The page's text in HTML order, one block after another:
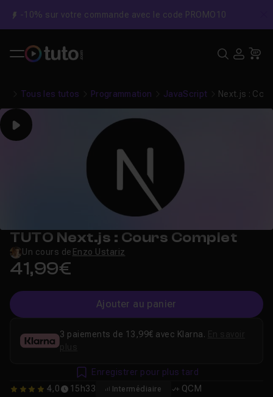
-10% sur votre commande avec le code PROMO10
Tous les tutos Programmation JavaScript Next.js :
Play
TUTO Next.js : Cours Complet
Un cours de Enzo Ustariz
41,99€
Ajouter au panier
4 4,0 15h33 Intermédiaire
QCM
3 paiements de 13,99€ avec Klarna.
Enregistrer pour plus tard